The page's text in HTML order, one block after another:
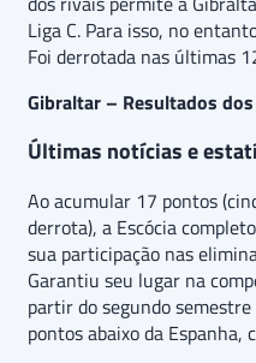
Liga C. Para isso, no
Foi derrotada nas últimas
Gibraltar – Resultados
Últimas notícias e
Ao acumular 17 pontos
derrota), a Escócia
sua participação nas
Garantiu seu lugar na
partir do segundo
pontos abaixo da Espanha,